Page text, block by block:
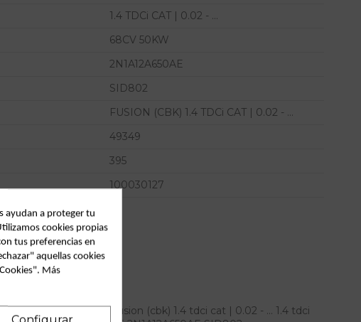
1.4 TDCi CAT | 0.02 - ...
68CV 50KW
2N1A12A650AE
SID802
FUSION (CBK) 1.4 TDCi CAT | 0.02 - ...
49349
395
100030127
05-24
motor uce para ford fusion (cbk) 1.4 tdci cat | 0.02 - ... 1.4 tdci
ayudan a proteger tu
cookies propias
tus preferencias en
aquellas cookies
Más